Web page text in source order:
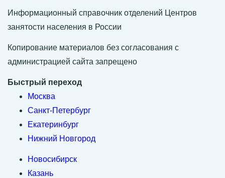
Информационный справочник отделений Центров
занятости населения в России
Копирование материалов без согласования с
администрацией сайта запрещено
Быстрый переход
Москва
Санкт-Петербург
Екатеринбург
Нижний Новгород
Новосибирск
Казань